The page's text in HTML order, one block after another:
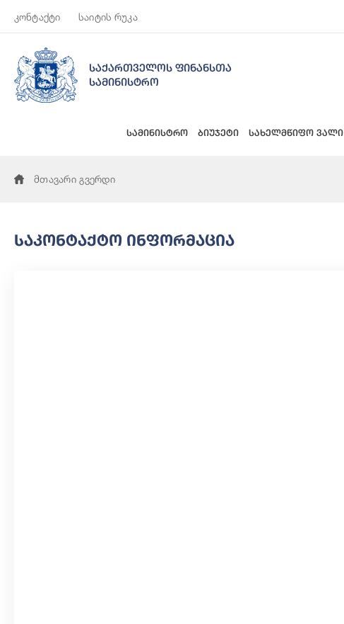
კონტაქტი საიტის რუკა
საქართველოს ფინანსთა
სამინისტრო
სამინისტრო ბიუჯეტი სახელმწიფო ვალი
მთავარი გვერდი
Საკონტაქტო Ინფორმაცია